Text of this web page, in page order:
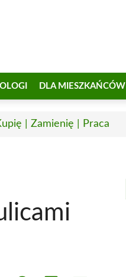
DLA MIESZKAŃCÓW
| Zamienię | Praca